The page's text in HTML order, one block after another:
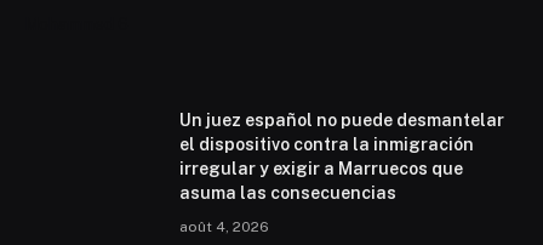
Un juez español no puede desmantelar
el dispositivo contra la inmigración
irregular y exigir a Marruecos que
asuma las consecuencias
août 4, 2026